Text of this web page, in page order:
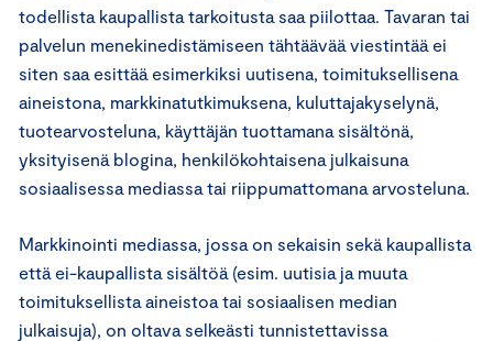
todellista kaupallista tarkoitusta saa piilottaa. Tavaran tai
palvelun menekinedistämiseen tähtäävää viestintää ei
siten saa esittää esimerkiksi uutisena, toimituksellisena
aineistona, markkinatutkimuksena, kuluttajakyselynä,
tuotearvosteluna, käyttäjän tuottamana sisältönä,
yksityisenä blogina, henkilökohtaisena julkaisuna
sosiaalisessa mediassa tai riippumattomana arvosteluna.
Markkinointi mediassa, jossa on sekaisin sekä kaupallista
että ei-kaupallista sisältöä (esim. uutisia ja muuta
toimituksellista aineistoa tai sosiaalisen median
julkaisuja), on oltava selkeästi tunnistettavissa